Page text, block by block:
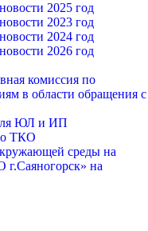
2025 год
2023 год
2024 год
2026 год
комиссия по
в области обращения с
ЮЛ и ИП
ТКО
среды на
на